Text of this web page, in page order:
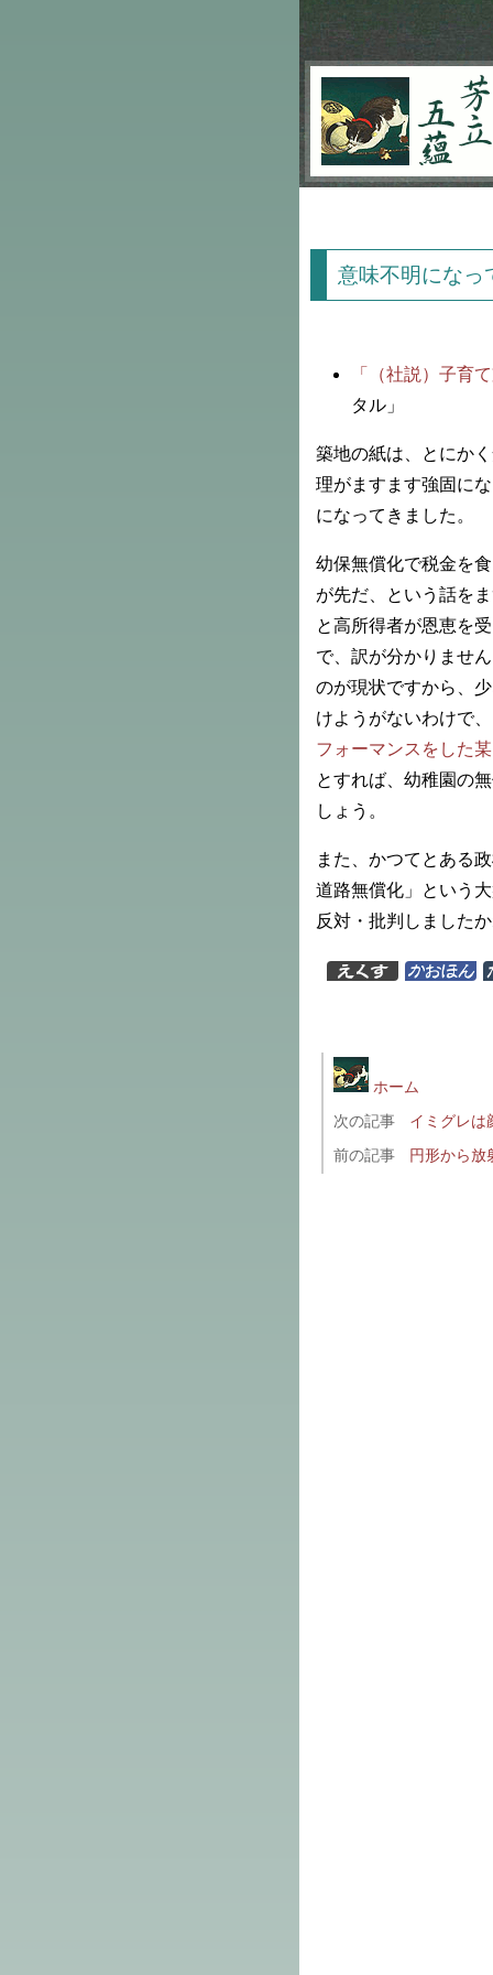
芳立五蘊
意味不明になっ
「（社説）子育
タル」
築地の紙は、とにか
理がますます強固に
になってきました。
幼保無償化で税金を
が先だ、という話を
と高所得者が恩恵を
で、訳が分かりませ
のが現状ですから、
けようがないわけで
フォーマンスをした
とすれば、幼稚園の
しょう。
また、かつてとある
道路無償化」という
反対・批判しました
ホーム
次の記事
イミグレは
前の記事
円形から放